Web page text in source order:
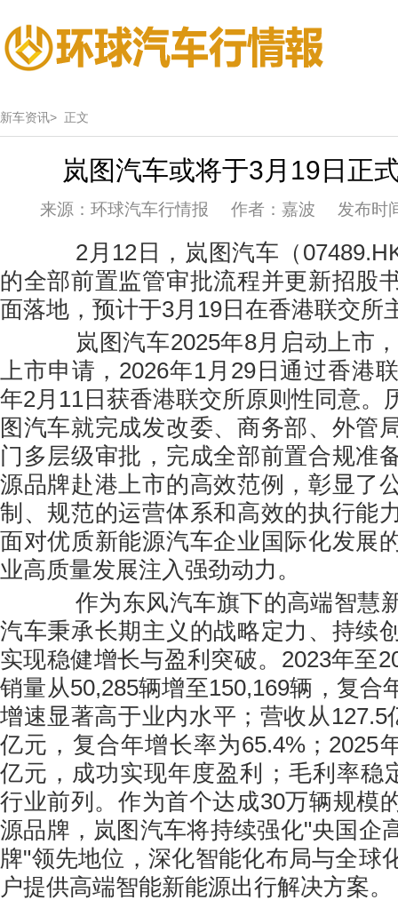
新车资讯> 正文
岚图汽车或将于3月19日正
来源：环球汽车行情报 作者：嘉波 发布时
2月12日，岚图汽车（
的全部前置监管审批流程并更新招股
面落地，预计于3月19日在香港联交所
岚图汽车2025年8月启动上市，
上市申请，2026年1月29日通过香港
年2月11日获香港联交所原则性同意。
图汽车就完成发改委、商务部、外管
门多层级审批，完成全部前置合规准
源品牌赴港上市的高效范例，彰显了
制、规范的运营体系和高效的执行能
面对优质新能源汽车企业国际化发展
业高质量发展注入强劲动力。
作为东风汽车旗下的高端智慧
汽车秉承长期主义的战略定力、持续
实现稳健增长与盈利突破。2023年至
销量从50,285辆增至150,169辆，复合
增速显著高于业内水平；营收从127.5
亿元，复合年增长率为65.4%；2025
亿元，成功实现年度盈利；毛利率稳
行业前列。作为首个达成30万辆规模
源品牌，岚图汽车将持续强化"央国企
牌"领先地位，深化智能化布局与全球
户提供高端智能新能源出行解决方案。